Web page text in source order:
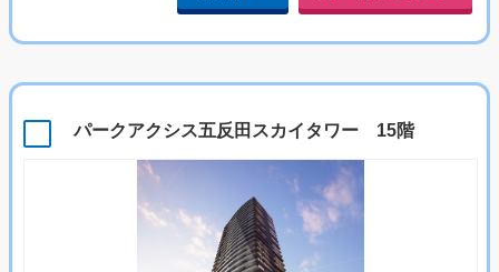
パークアクシス五反田スカイタワー 15階